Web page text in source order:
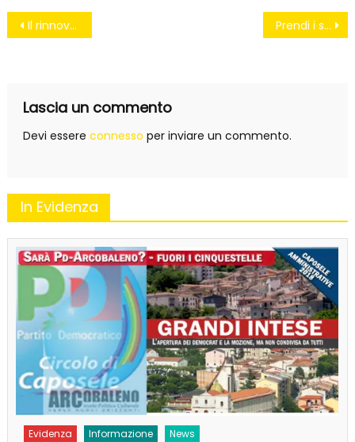
Navigazione
Il rinnovo del CSM Prendi i soldi e ciancia
Lascia un commento
Devi essere connesso per inviare un commento.
In Evidenza
Evidenza Informazione News